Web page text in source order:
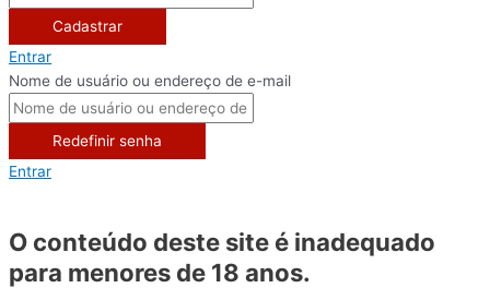
Cadastrar
Entrar
Nome de usuário ou endereço de e-mail
Redefinir senha
Entrar
O conteúdo deste site é inadequado
para menores de 18 anos.